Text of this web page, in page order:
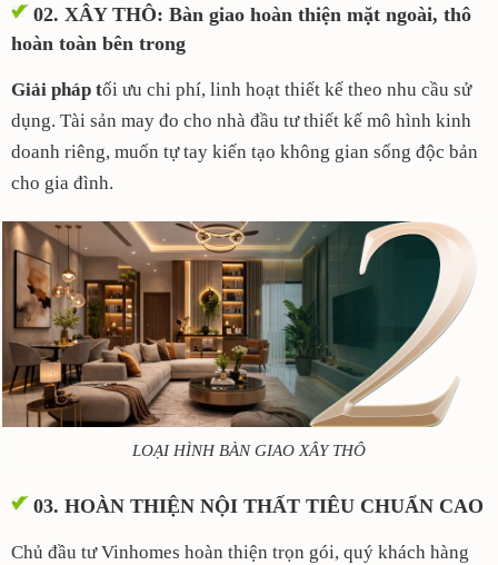
02. XÂY THÔ: Bàn giao hoàn thiện mặt ngoài, thô
hoàn toàn bên trong
Giải pháp tối ưu chi phí, linh hoạt thiết kế theo nhu cầu sử
dụng. Tài sản may đo cho nhà đầu tư thiết kế mô hình kinh
doanh riêng, muốn tự tay kiến tạo không gian sống độc bản
cho gia đình.
LOẠI HÌNH BÀN GIAO XÂY THÔ
03. HOÀN THIỆN NỘI THẤT TIÊU CHUẨN CAO
Chủ đầu tư Vinhomes hoàn thiện trọn gói, quý khách hàng